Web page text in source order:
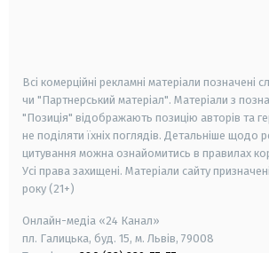
Всі комерційні рекламні матеріали позначені
чи "Партнерський матеріал". Матеріали з
"Позиція" відображають позицію авторів та
не поділяти їхніх поглядів. Детальніше щодо
цитування можна ознайомитись в правилах
Усі права захищені. Матеріали сайту
року (21+)
Онлайн-медіа «24 Канал»
пл. Галицька, буд. 15, м. Львів, 79008